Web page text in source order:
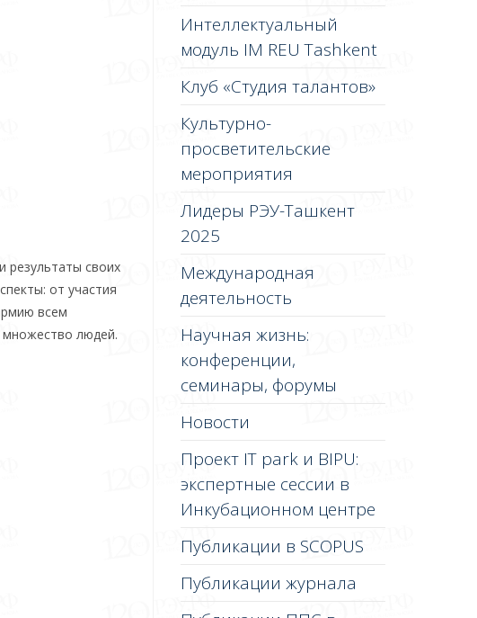
результаты своих
от участия
всем
множество людей.
Интеллектуальный
модуль IM REU Tashkent
Клуб «Студия талантов»
Культурно-
просветительские
мероприятия
Лидеры РЭУ-Ташкент
2025
Международная
деятельность
Научная жизнь:
конференции,
семинары, форумы
Новости
Проект IT park и BIPU:
экспертные сессии в
Инкубационном центре
Публикации в SCOPUS
Публикации журнала